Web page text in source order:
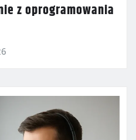
z oprogramowania